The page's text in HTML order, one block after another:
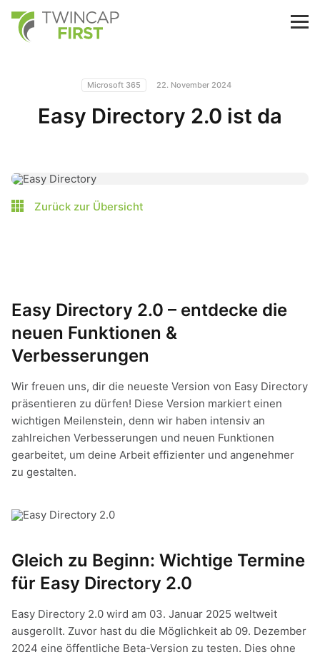
main
content
TwinCap First
Microsoft 365 22. November 2024
Easy Directory 2.0 ist da
Zurück zur Übersicht
Easy Directory 2.0 – entdecke die
neuen Funktionen &
Verbesserungen
Wir freuen uns, dir die neueste Version von Easy Directory
präsentieren zu dürfen! Diese Version markiert einen
wichtigen Meilenstein, denn wir haben intensiv an
zahlreichen Verbesserungen und neuen Funktionen
gearbeitet, um deine Arbeit effizienter und angenehmer
zu gestalten.
Gleich zu Beginn: Wichtige Termine
für Easy Directory 2.0
Easy Directory 2.0 wird am 03. Januar 2025 weltweit
ausgerollt. Zuvor hast du die Möglichkeit ab 09. Dezember
2024 eine öffentliche Beta-Version zu testen. Dies ohne